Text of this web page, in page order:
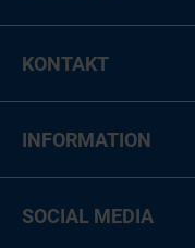
KONTAKT
INFORMATION
SOCIAL MEDIA